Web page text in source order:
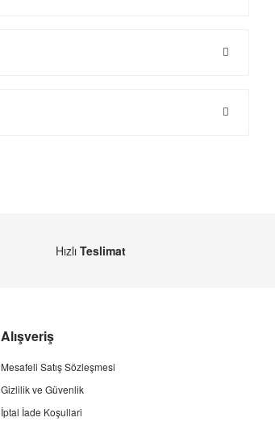
Hızlı Teslimat
Alışveriş
Mesafeli Satış Sözleşmesi
Gizlilik ve Güvenlik
İptal İade Koşullari